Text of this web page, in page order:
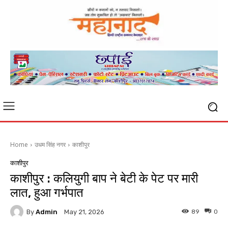
Home उधम सिंह नगर काशीपुर
काशीपुर
काशीपुर : कलियुगी बाप ने बेटी के पेट पर मारी
लात, हुआ गर्भपात
By Admin May 21, 2026 0
89